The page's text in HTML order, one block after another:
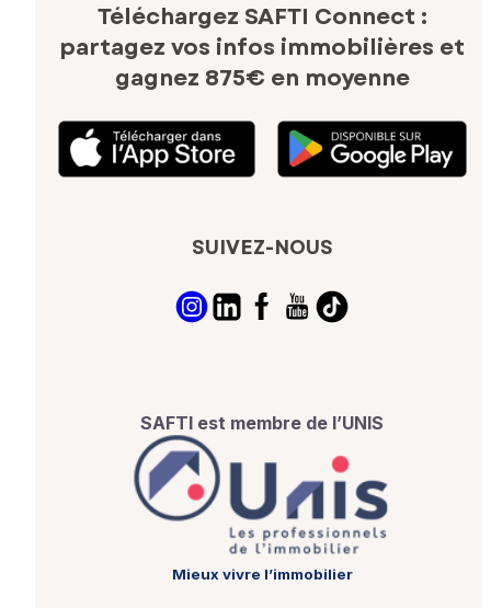
Téléchargez SAFTI Connect :
partagez vos infos immobilières et
gagnez 875€ en moyenne
SUIVEZ-NOUS
SAFTI est membre de l’UNIS
Mieux vivre l’immobilier